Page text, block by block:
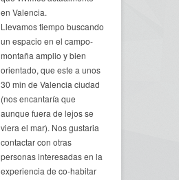
en Valencia.
Llevamos tiempo buscando
un espacio en el campo-
montaña amplio y bien
orientado, que este a unos
30 min de Valencia ciudad
(nos encantaría que
aunque fuera de lejos se
viera el mar). Nos gustaria
contactar con otras
personas interesadas en la
experiencia de co-habitar